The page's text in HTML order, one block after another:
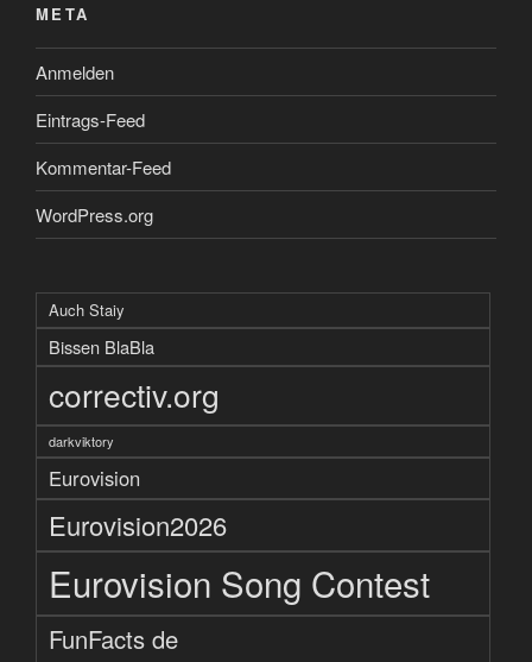
META
Anmelden
Eintrags-Feed
Kommentar-Feed
WordPress.org
Auch Staiy
Bissen BlaBla
correctiv.org
darkviktory
Eurovision
Eurovision2026
Eurovision Song Contest
FunFacts de